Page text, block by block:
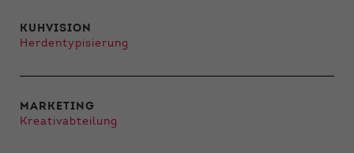
KUHVISION
Herdentypisierung
MARKETING
Kreativabteilung